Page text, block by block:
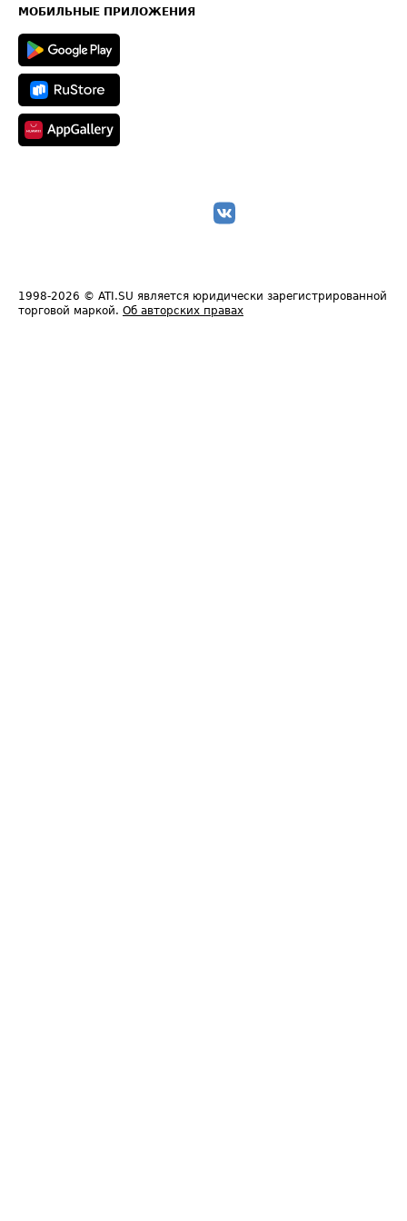
Техническая информация
МОБИЛЬНЫЕ ПРИЛОЖЕНИЯ
1998-2026 © ATI.SU является юридически зарегистрированной
торговой маркой. Об авторских правах